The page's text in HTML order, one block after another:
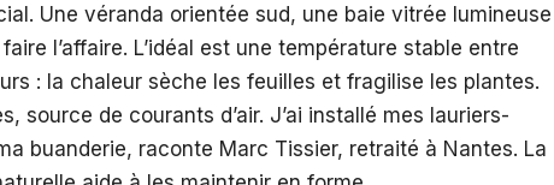
Une véranda orientée sud, une baie vitrée lumineuse
l’affaire. L’idéal est une température stable entre
: la chaleur sèche les feuilles et fragilise les plantes.
source de courants d’air. J’ai installé mes lauriers-
buanderie, raconte Marc Tissier, retraité à Nantes. La